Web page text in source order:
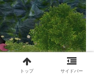
トップ サイドバー